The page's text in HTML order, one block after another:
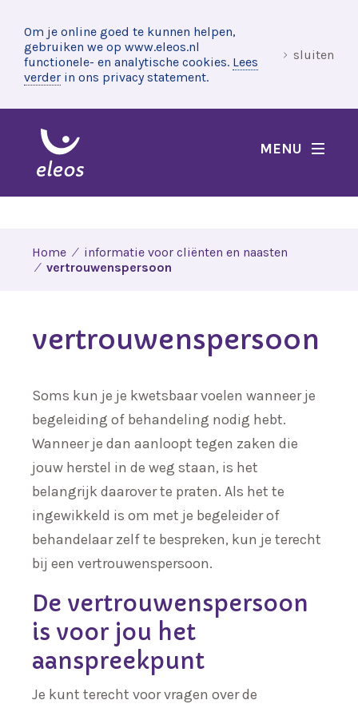
Om je online goed te kunnen helpen,
gebruiken we op www.eleos.nl
functionele- en analytische cookies. Lees
verder in ons privacy statement.
sluiten
MENU
Home
informatie voor cliënten en naasten
vertrouwenspersoon
vertrouwenspersoon
Soms kun je je kwetsbaar voelen wanneer je
begeleiding of behandeling nodig hebt.
Wanneer je dan aanloopt tegen zaken die
jouw herstel in de weg staan, is het
belangrijk daarover te praten. Als het te
ingewikkeld is om met je begeleider of
behandelaar zelf te bespreken, kun je terecht
bij een vertrouwenspersoon.
De vertrouwenspersoon
is voor jou het
aanspreekpunt
Je kunt terecht voor vragen over de